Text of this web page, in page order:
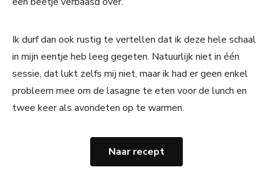
Ik durf dan ook rustig te vertellen dat ik deze hele schaal
in mijn eentje heb leeg gegeten. Natuurlijk niet in één
sessie, dat lukt zelfs mij niet, maar ik had er geen enkel
probleem mee om de lasagne te eten voor de lunch en
twee keer als avondeten op te warmen.
Naar recept